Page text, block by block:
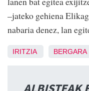
–jateko gehiena
nabaria denez, lan
IRITZIA BERGARA